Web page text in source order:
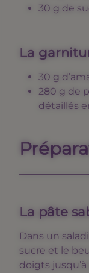
30 g de
La
30 g
280 g de
détaillés
La pâte
Dans un
sucre et le
doigts